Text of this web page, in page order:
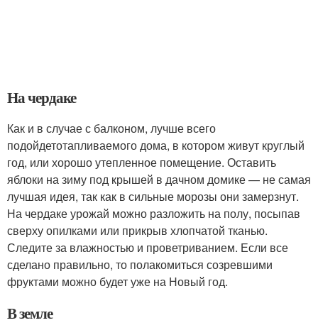
На чердаке
Как и в случае с балконом, лучше всего
подойдетотапливаемого дома, в котором живут круглый
год, или хорошо утепленное помещение. Оставить
яблоки на зиму под крышей в дачном домике — не самая
лучшая идея, так как в сильные морозы они замерзнут.
На чердаке урожай можно разложить на полу, посыпав
сверху опилками или прикрыв хлопчатой тканью.
Следите за влажностью и проветриванием. Если все
сделано правильно, то полакомиться созревшими
фруктами можно будет уже на Новый год.
В земле